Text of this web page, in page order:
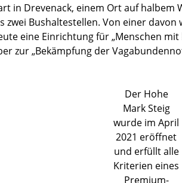
in Drevenack, einem Ort auf halbem
zwei Bushaltestellen. Von einer
eine Einrichtung für „Menschen
zur „Bekämpfung der
Der Hohe
Mark Steig
wurde im April
2021 eröffnet
und erfüllt alle
Kriterien eines
Premium-